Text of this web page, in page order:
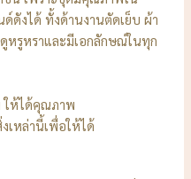
ดังได้ ทั้งด้านงานตัดเย็บ ผ้า
หรูหราและมีเอกลักษณ์ในทุก
ให้ได้คุณภาพ
เหล่านี้เพื่อให้ได้